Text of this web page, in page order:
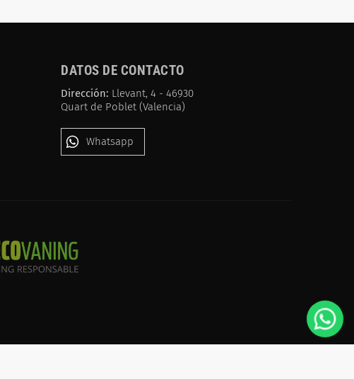
DATOS DE CONTACTO
Dirección: Llevant, 4 - 46930
Quart de Poblet (Valencia)
Whatsapp